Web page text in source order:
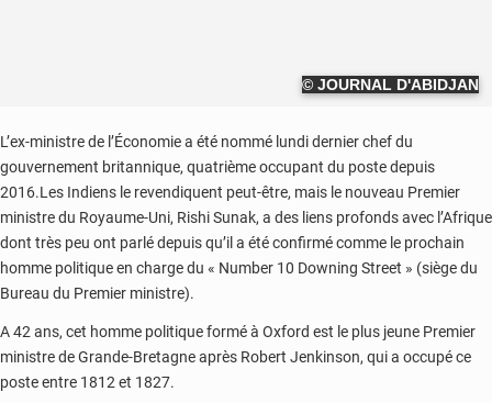
© JOURNAL D'ABIDJAN
L’ex-ministre de l’Économie a été nommé lundi dernier chef du
gouvernement britannique, quatrième occupant du poste depuis
2016.Les Indiens le revendiquent peut-être, mais le nouveau Premier
ministre du Royaume-Uni, Rishi Sunak, a des liens profonds avec l’Afrique
dont très peu ont parlé depuis qu’il a été confirmé comme le prochain
homme politique en charge du « Number 10 Downing Street » (siège du
Bureau du Premier ministre).
A 42 ans, cet homme politique formé à Oxford est le plus jeune Premier
ministre de Grande-Bretagne après Robert Jenkinson, qui a occupé ce
poste entre 1812 et 1827.